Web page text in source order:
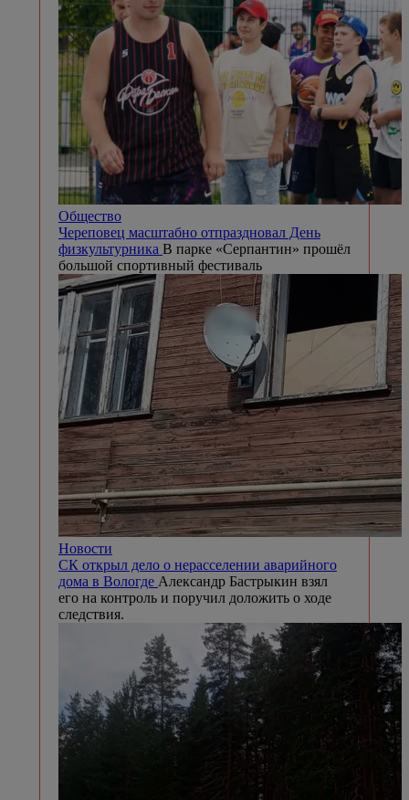
Общество
Череповец масштабно отпраздновал День
физкультурника В парке «Серпантин» прошёл
большой спортивный фестиваль
Новости
СК открыл дело о нерасселении аварийного
дома в Вологде Александр Бастрыкин взял
его на контроль и поручил доложить о ходе
следствия.